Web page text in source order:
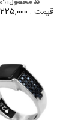
کد محصول:
قیمت :